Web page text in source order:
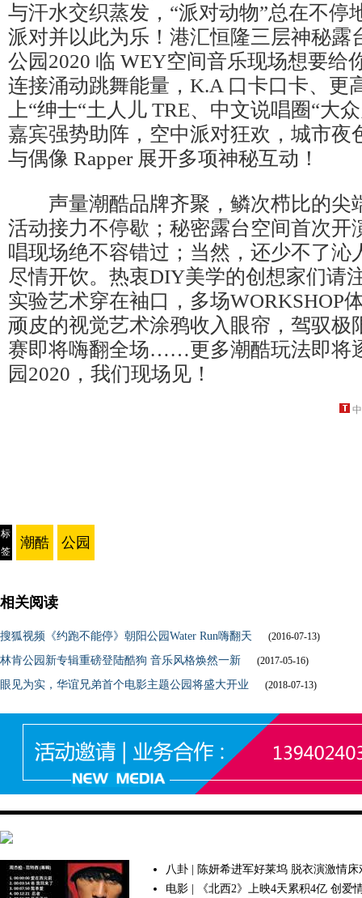
与汗水交织蒸发，“派对动物”总在不停
派对并以此为乐！港汇恒隆三层神秘露
公园2020 临 WEY空间音乐现场想要给
连接涌动跳舞能量，K.A 口卡口卡、更
上“绅士“土人儿 TRE、中文说唱圈“大
嘉宾强势助阵，空中派对狂欢，城市夜
与偶像 Rapper 展开多项神秘互动！
声量潮酷品牌齐聚，鳞次栉比的尖
活动接力不停歇；秘密露台空间首次开
唱现场绝不容错过；当然，还少不了沁
尽情开饮。热衷DIY美学的创想家们请
实验艺术穿在袖口，多场WORKSHOP
顽皮的视觉艺术涂鸦收入眼帘，驾驭极
赛即将嗨翻全场……更多潮酷玩法即将
园2020，我们现场见！
标
签
潮酷 公园
相关阅读
搜狐视频《约跑不能停》朝阳公园Water Run嗨翻天 (2016-07-13)
林肯公园新专辑重磅登陆酷狗 音乐风格焕然一新 (2017-05-16)
眼见为实，华谊兄弟首个电影主题公园将盛大开业 (2018-07-13)